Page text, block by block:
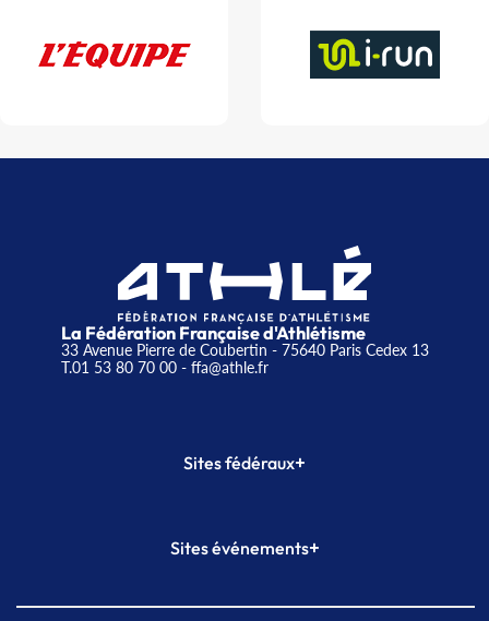
La Fédération Française d'Athlétisme
33 Avenue Pierre de Coubertin - 75640 Paris Cedex 13
T.01 53 80 70 00- ffa@athle.fr
Sites fédéraux+
Plateforme Formation
Sites événements+
Meeting de Paris indoor